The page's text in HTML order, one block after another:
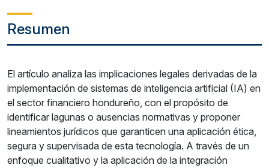
Resumen
El artículo analiza las implicaciones legales derivadas de la
implementación de sistemas de inteligencia artificial (IA) en
el sector financiero hondureño, con el propósito de
identificar lagunas o ausencias normativas y proponer
lineamientos jurídicos que garanticen una aplicación ética,
segura y supervisada de esta tecnología. A través de un
enfoque cualitativo y la aplicación de la integración